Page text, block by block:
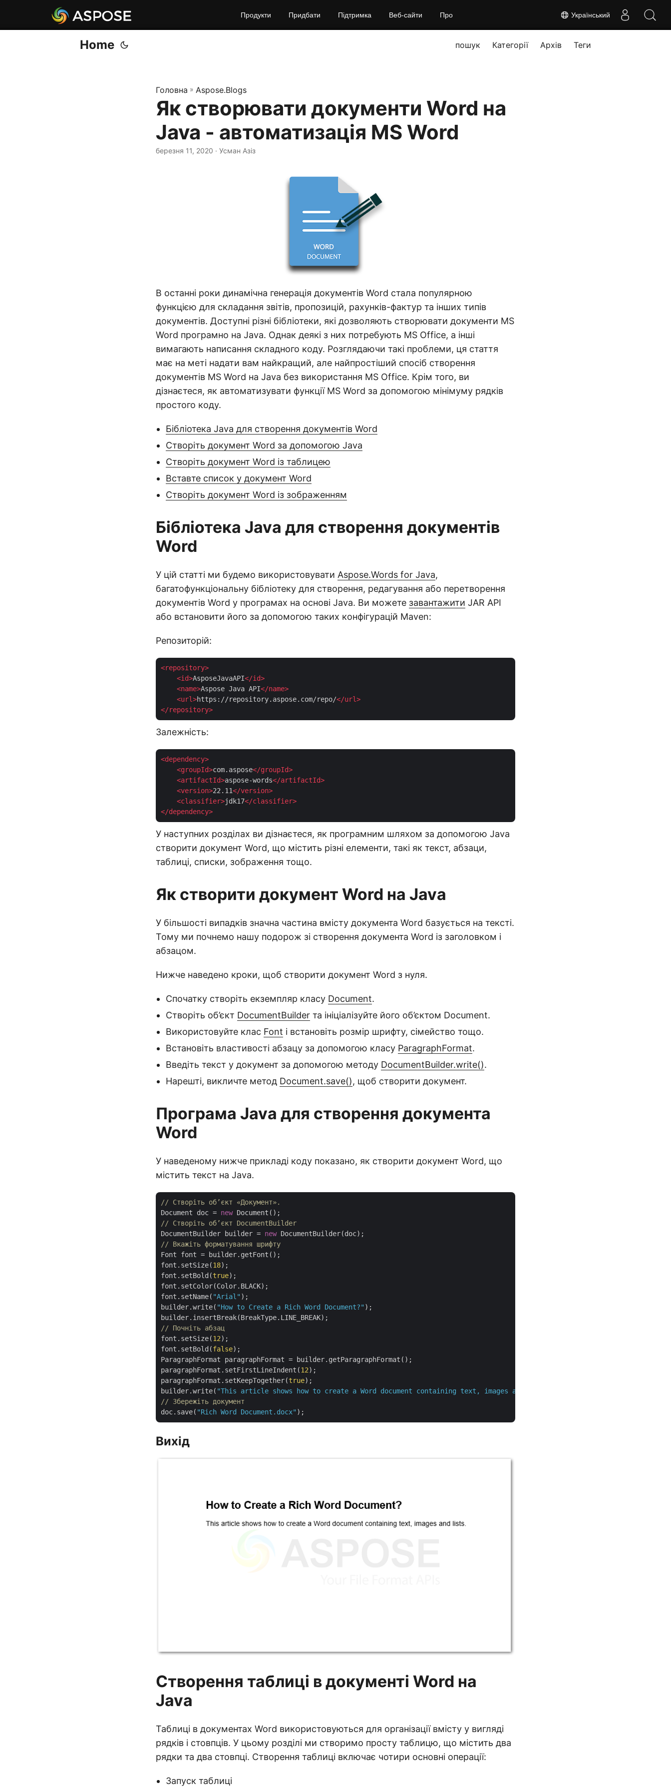
Український
Продукти Придбати Підтримка Веб‑сайти Про
Home пошук Категорії Архів Теги
Головна » Aspose.Blogs
Як створювати документи Word на
Java - автоматизація MS Word
березня 11, 2020 · Усман Азіз
В останні роки динамічна генерація документів Word стала популярною
функцією для складання звітів, пропозицій, рахунків-фактур та інших типів
документів. Доступні різні бібліотеки, які дозволяють створювати документи MS
Word програмно на Java. Однак деякі з них потребують MS Office, а інші
вимагають написання складного коду. Розглядаючи такі проблеми, ця стаття
має на меті надати вам найкращий, але найпростіший спосіб створення
документів MS Word на Java без використання MS Office. Крім того, ви
дізнаєтеся, як автоматизувати функції MS Word за допомогою мінімуму рядків
простого коду.
Бібліотека Java для створення документів Word
Створіть документ Word за допомогою Java
Створіть документ Word із таблицею
Вставте список у документ Word
Створіть документ Word із зображенням
Бібліотека Java для створення документів
Word
У цій статті ми будемо використовувати Aspose.Words for Java,
багатофункціональну бібліотеку для створення, редагування або перетворення
документів Word у програмах на основі Java. Ви можете завантажити JAR API
або встановити його за допомогою таких конфігурацій Maven:
Репозиторій:
<repository>
<id>AsposeJavaAPI</id>
<name>Aspose Java API</name>
<url>https://repository.aspose.com/repo/</url>
</repository>
Залежність:
<dependency>
<groupId>com.aspose</groupId>
<artifactId>aspose-words</artifactId>
<version>22.11</version>
<classifier>jdk17</classifier>
</dependency>
У наступних розділах ви дізнаєтеся, як програмним шляхом за допомогою Java
створити документ Word, що містить різні елементи, такі як текст, абзаци,
таблиці, списки, зображення тощо.
Як створити документ Word на Java
У більшості випадків значна частина вмісту документа Word базується на тексті.
Тому ми почнемо нашу подорож зі створення документа Word із заголовком і
абзацом.
Нижче наведено кроки, щоб створити документ Word з нуля.
Спочатку створіть екземпляр класу Document.
Створіть об’єкт DocumentBuilder та ініціалізуйте його об’єктом Document.
Використовуйте клас Font і встановіть розмір шрифту, сімейство тощо.
Встановіть властивості абзацу за допомогою класу ParagraphFormat.
Введіть текст у документ за допомогою методу DocumentBuilder.write().
Нарешті, викличте метод Document.save(), щоб створити документ.
Програма Java для створення документа
Word
У наведеному нижче прикладі коду показано, як створити документ Word, що
містить текст на Java.
// Створіть об’єкт «Документ».
Document doc = new
// Створіть об’єкт DocumentBuilder
DocumentBuilder builder = new
// Вкажіть форматування шрифту
Font font = builder.getFont();
font.setSize(18);
font.setBold(true);
font.setColor(Color.BLACK);
font.setName( "Arial" );
builder.write( "How to Create a Rich Word Document?" );
// Почніть абзац
font.setSize(12);
font.setBold(false);
ParagraphFormat paragraphFormat = builder.getParagraphFormat();
paragraphFormat.setFirstLineIndent(12);
paragraphFormat.setKeepTogether(true);
builder.write( "This article shows how to create a Word document containing text, images and lists."
// Збережіть документ
doc.save( "Rich Word Document.docx"
Вихід
Створення таблиці в документі Word на
Java
Таблиці в документах Word використовуються для організації вмісту у вигляді
рядків і стовпців. У цьому розділі ми створимо просту таблицю, що містить два
рядки та два стовпці. Створення таблиці включає чотири основні операції:
Запуск таблиці